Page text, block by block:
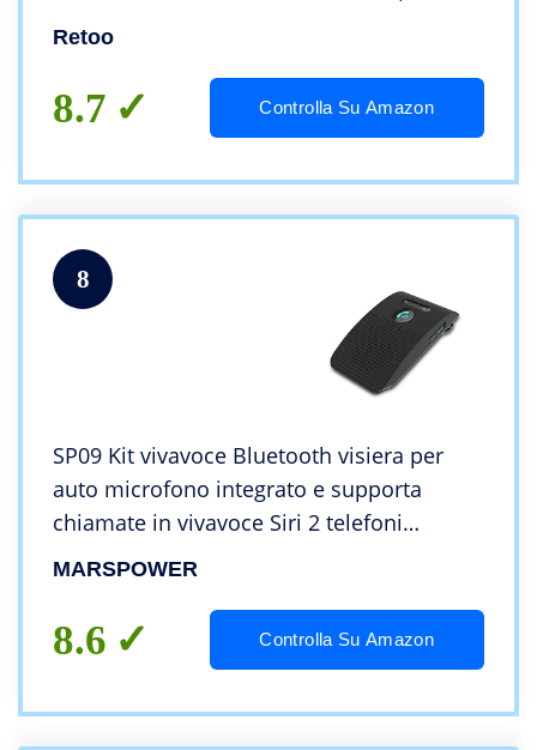
compatibile con Phone, Samsung, nero
Retoo
8.7 Controlla Su Amazon
8
SP09 Kit vivavoce Bluetooth visiera per
auto microfono integrato e supporta
chiamate in vivavoce Siri 2 telefoni
contemporaneamente per dispositivi
MARSPOWER
8.6 Controlla Su Amazon